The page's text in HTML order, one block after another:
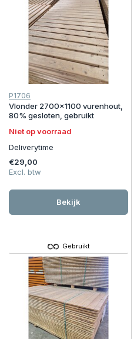
P1706
Vlonder 2700x1100 vurenhout,
80% gesloten, gebruikt
Niet op voorraad
Deliverytime
€29,00
Excl. btw
Bekijk
Gebruikt